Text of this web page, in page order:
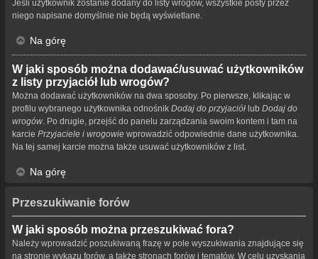
Jeśli użytkownik zostanie dodany do listy wrogów, wszystkie posty przez
niego napisane domyślnie nie będą wyświetlane.
Na górę
W jaki sposób można dodawać/usuwać użytkowników
z listy przyjaciół lub wrogów?
Można dodawać użytkowników na dwa sposoby. Po pierwsze, klikając w
profilu wybranego użytkownika odnośnik Dodaj do przyjaciół lub Dodaj do
wrogów . Po drugie, przejść do panelu zarządzania swoim kontem i tam na
karcie Przyjaciele i wrogowie wprowadzić odpowiednie dane użytkownika.
Na tej samej karcie można także usuwać użytkowników z list.
Na górę
Przeszukiwanie forów
W jaki sposób można przeszukiwać fora?
Należy wprowadzić poszukiwaną frazę w pole wyszukiwania znajdujące się
na stronie wykazu forów, a także stronach forów i tematów. W celu uzyskania